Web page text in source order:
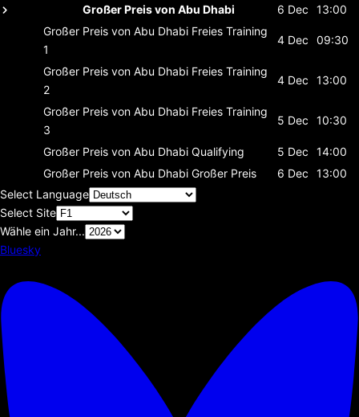
Großer Preis von Abu Dhabi 6 Dec
13:00
Großer Preis von Abu Dhabi Freies Training
1
4 Dec 09:30
Großer Preis von Abu Dhabi Freies Training
2
4 Dec 13:00
Großer Preis von Abu Dhabi Freies Training
3
5 Dec 10:30
Großer Preis von Abu Dhabi Qualifying 5 Dec
14:00
Großer Preis von Abu Dhabi Großer Preis 6 Dec
13:00
Select Language
Select Site
Wähle ein Jahr...
Bluesky